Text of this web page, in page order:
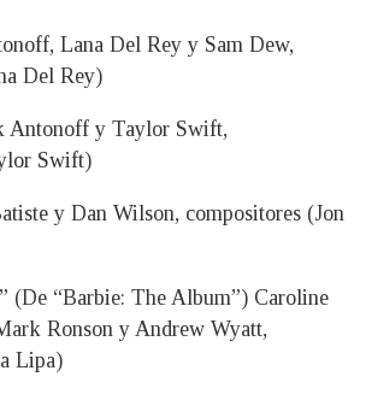
Lana Del Rey y Sam Dew,
Del Rey)
Antonoff y Taylor Swift,
Swift)
y Dan Wilson, compositores (Jon
(De “Barbie: The Album”) Caroline
Ronson y Andrew Wyatt,
Lipa)